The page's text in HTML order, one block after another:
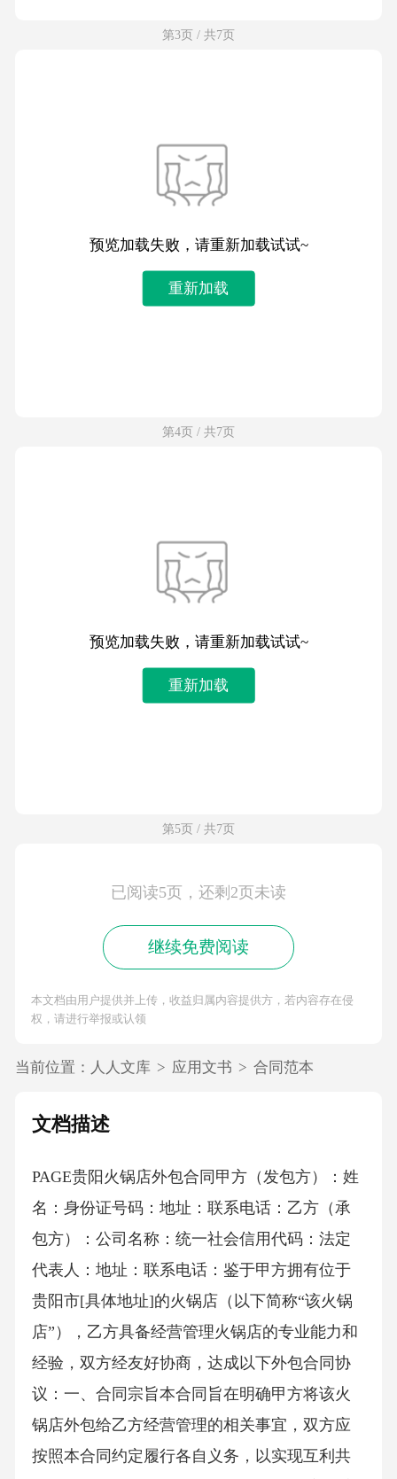
第3页 / 共7页
预览加载失败，请重新加载试试~
重新加载
第4页 / 共7页
预览加载失败，请重新加载试试~
重新加载
第5页 / 共7页
已阅读5页，还剩2页未读
继续免费阅读
本文档由用户提供并上传，收益归属内容提供方，若内容存在侵
权，请进行举报或认领
当前位置： 人人文库 > 应用文书 > 合同范本
文档描述
PAGE贵阳火锅店外包合同甲方（发包方）：姓
名：身份证号码：地址：联系电话：乙方（承
包方）：公司名称：统一社会信用代码：法定
代表人：地址：联系电话：鉴于甲方拥有位于
贵阳市[具体地址]的火锅店（以下简称“该火锅
店”），乙方具备经营管理火锅店的专业能力和
经验，双方经友好协商，达成以下外包合同协
议：一、合同宗旨本合同旨在明确甲方将该火
锅店外包给乙方经营管理的相关事宜，双方应
按照本合同约定履行各自义务，以实现互利共